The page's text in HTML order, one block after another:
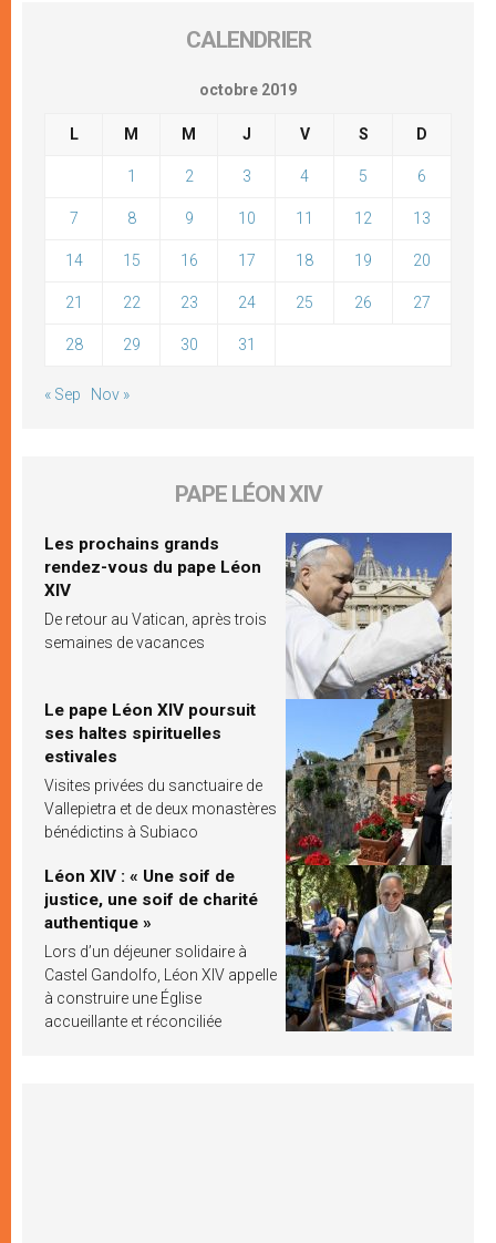
CALENDRIER
octobre 2019
L M M J V S D
1 2 3 4 5 6
7 8 9 10 11 12 13
14 15 16 17 18 19 20
21 22 23 24 25 26 27
28 29 30 31
« Sep Nov »
PAPE LÉON XIV
Les prochains grands
rendez-vous du pape Léon
XIV
De retour au Vatican, après trois
semaines de vacances
Le pape Léon XIV poursuit
ses haltes spirituelles
estivales
Visites privées du sanctuaire de
Vallepietra et de deux monastères
bénédictins à Subiaco
Léon XIV : « Une soif de
justice, une soif de charité
authentique »
Lors d’un déjeuner solidaire à
Castel Gandolfo, Léon XIV appelle
à construire une Église
accueillante et réconciliée